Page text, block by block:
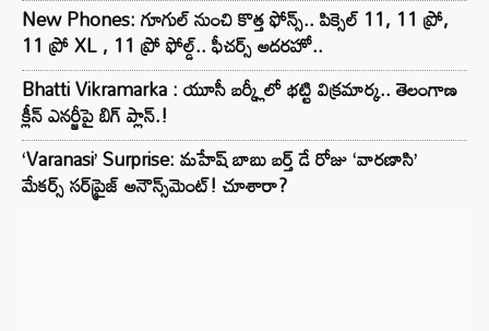
New Phones: గూగుల్ నుంచి కొత్త ఫోన్స్.. పిక్సెల్ 11, 11 ప్రో,
11 ప్రో XL , 11 ప్రో ఫోల్డ్.. ఫీచర్స్ అదరహో..
Bhatti Vikramarka : యూసీ బర్క్లీలో భట్టి విక్రమార్క.. తెలంగాణ
క్లీన్ ఎనర్జీపై బిగ్ ప్లాన్.!
‘Varanasi’ Surprise: మహేష్ బాబు బర్త్ డే రోజు ‘వారణాసి’
మేకర్స్ సర్‌ప్రైజ్ అనౌన్స్‌మెంట్! చూశారా?